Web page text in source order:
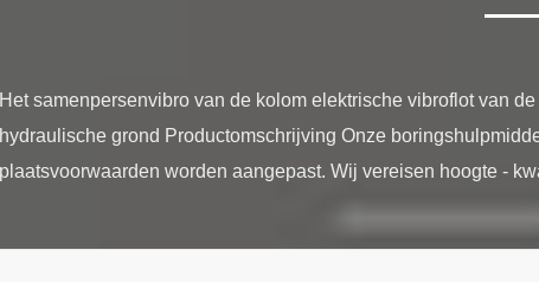
Het samenpersenvibro van de kolom elektrische vibroflot van
hydraulische grond Productomschrijving Onze